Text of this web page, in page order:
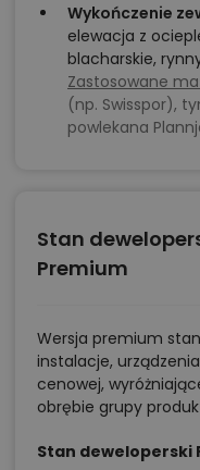
Wykończenie
elewacja z
blacharskie,
Zastosowane
(np. Swisspor),
powlekana
Stan
Premium
Wersja premium
instalacje,
cenowej,
obrębie grupy
Stan deweloperski